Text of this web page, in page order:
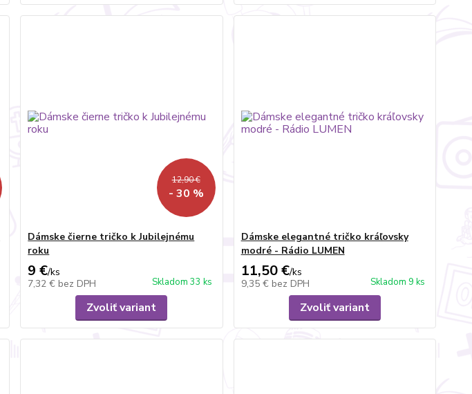
12,90 €
- 30 %
Dámske čierne tričko k Jubilejnému
roku
9 €/ks
7,32 € bez DPH Skladom 33 ks
Zvoliť variant
Dámske elegantné tričko kráľovsky
modré - Rádio LUMEN
11,50 €/ks
9,35 € bez DPH Skladom 9 ks
Zvoliť variant